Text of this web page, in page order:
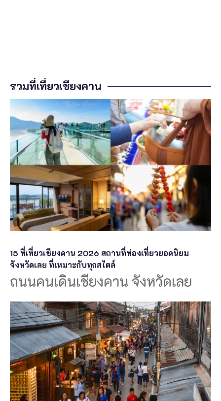
รวมที่เที่ยวเชียงคาน
15 ที่เที่ยวเชียงคาน 2026 สถานที่ท่องเที่ยวยอดนิยม
จังหวัดเลย ที่เหมาะกับทุกสไตล์
ถนนคนเดินเชียงคาน จังหวัดเลย